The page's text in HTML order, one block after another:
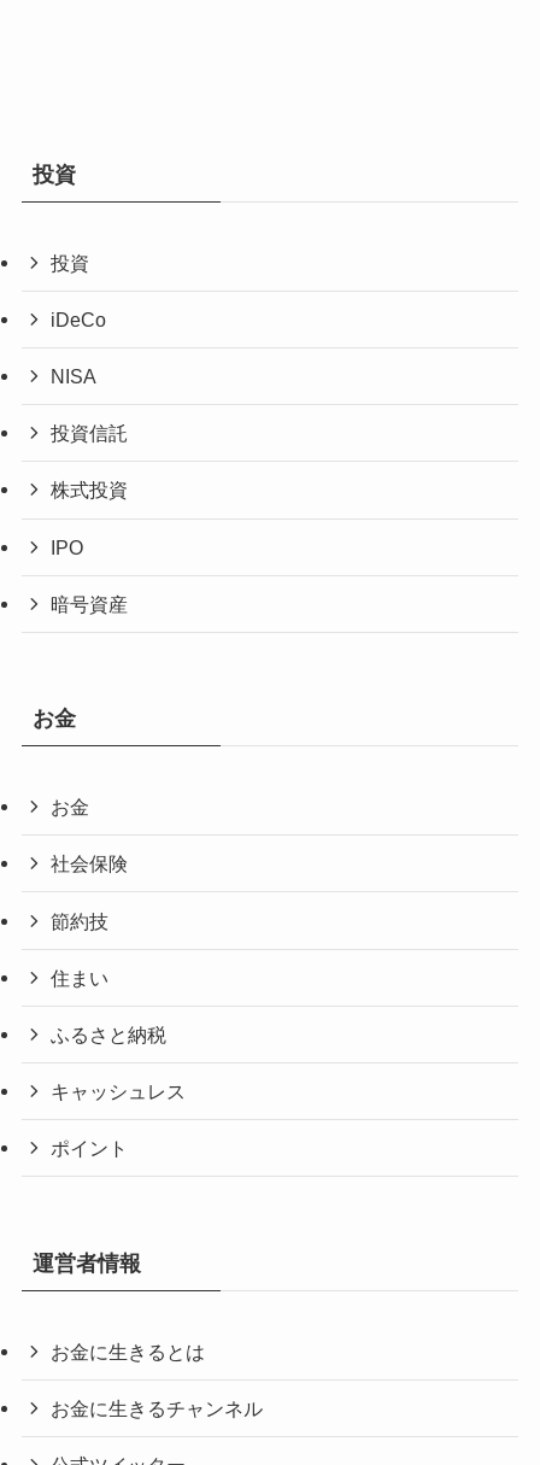
投資
投資
iDeCo
NISA
投資信託
株式投資
IPO
暗号資産
お金
お金
社会保険
節約技
住まい
ふるさと納税
キャッシュレス
ポイント
運営者情報
お金に生きるとは
お金に生きるチャンネル